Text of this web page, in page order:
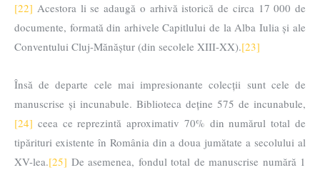
[22] Acestora li se adaugă o arhivă istorică de circa 17 000 de
documente, formată din arhivele Capitlului de la Alba Iulia și ale
Conventului Cluj-Mănăștur (din secolele XIII-XX).[23]
Însă de departe cele mai impresionante colecții sunt cele de
manuscrise și incunabule. Biblioteca deține 575 de incunabule,
[24] ceea ce reprezintă aproximativ 70% din numărul total de
tipărituri existente în România din a doua jumătate a secolului al
XV-lea.[25] De asemenea, fondul total de manuscrise numără 1